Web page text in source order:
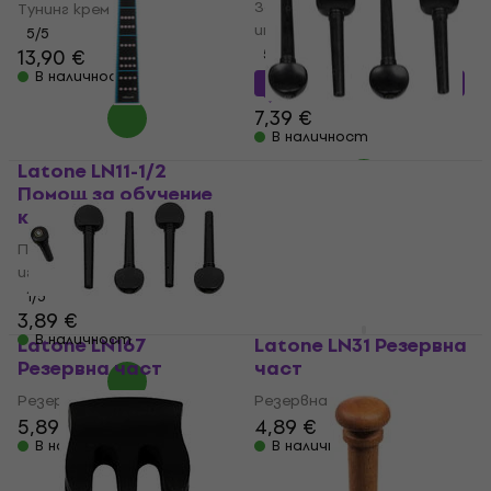
Тунинг крем
5/5
13,90 €
В наличност
Заглушител на струнен
инструмент
5
/5
6,49 €
с код MUZMUZ-10
7,39 €
В наличност
Latone LN11-1/2
Помощ за обучение
как се играе
Помощ за обучение как се
играе
1/5
3,89 €
В наличност
Latone LN167
Резервна част
Резервна част
5,89 €
В наличност
Latone LN31 Резервна
част
Резервна част
4,89 €
В наличност